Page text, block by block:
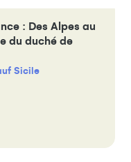
: Des Alpes au
du duché de
Sicile